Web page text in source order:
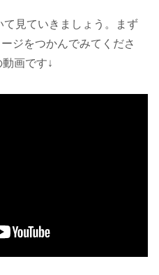
見ていきましょう。まず
ジをつかんでみてくださ
画です↓